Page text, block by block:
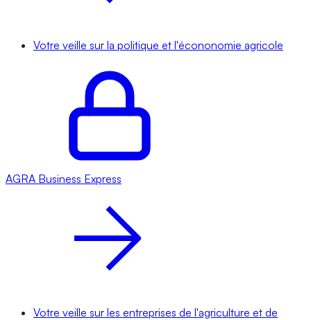
Votre veille sur la politique et l'écononomie agricole
AGRA Business Express
Votre veille sur les entreprises de l'agriculture et de